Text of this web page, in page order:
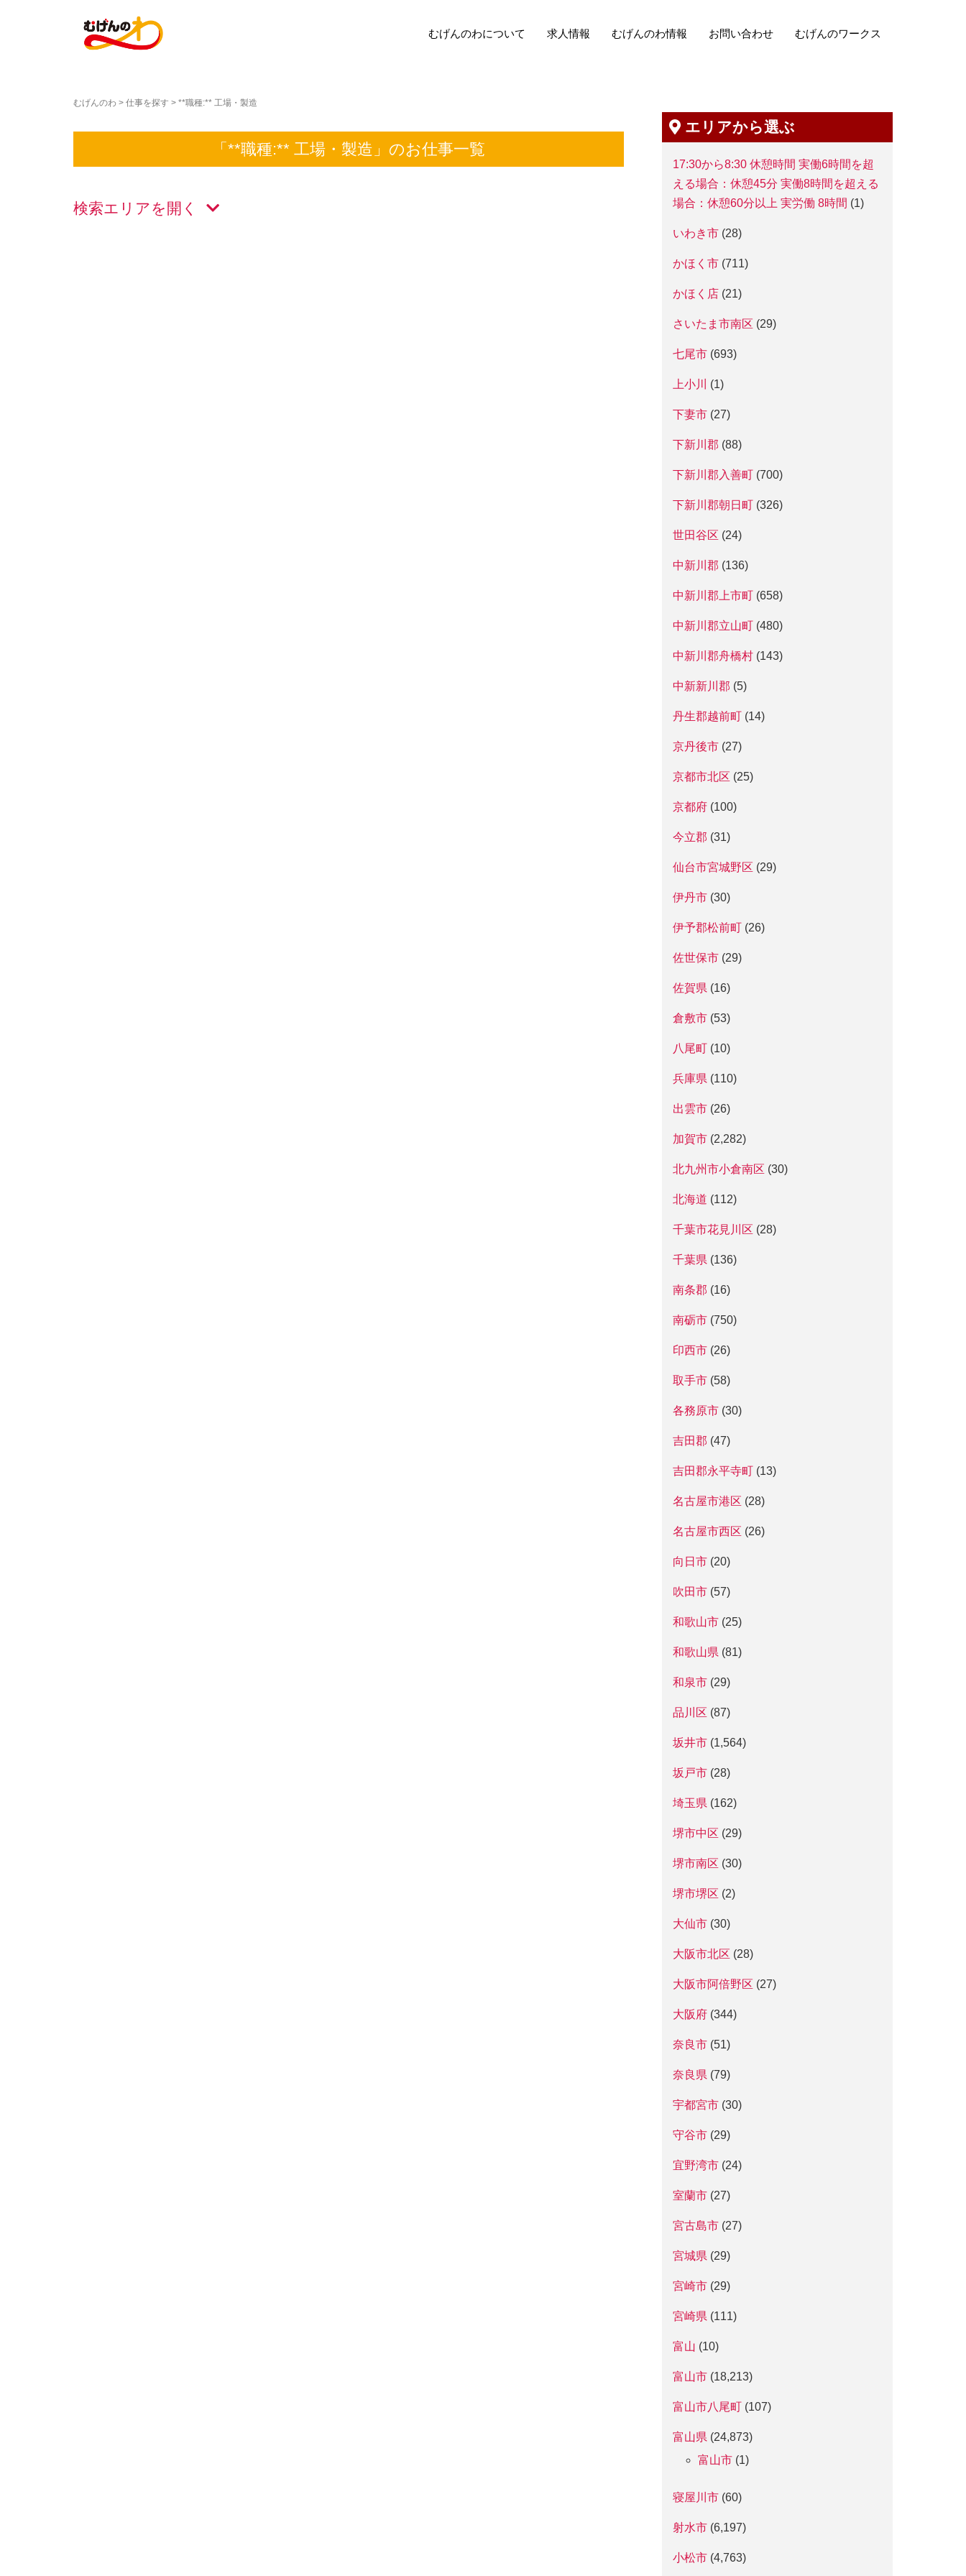
むげんのわについて 求人情報 むげんのわ情報 お問い合わせ むげんのワークス
むげんのわ > 仕事を探す > **職種:** 工場・製造
「**職種:** 工場・製造」のお仕事一覧
検索エリアを
エリアから選ぶ
17:30から8:30 休憩時間 実働6時間を超
える場合：休憩45分 実働8時間を超える
場合：休憩60分以上 実労働 8時間 (1)
いわき市(28)
かほく市(711)
かほく店(21)
さいたま市南区 (29)
七尾市(693)
上小川 (1)
下妻市(27)
下新川郡 (88)
下新川郡入善町(700)
下新川郡朝日町(326)
世田谷区 (24)
中新川郡 (136)
中新川郡上市町(658)
中新川郡立山町(480)
中新川郡舟橋村(143)
中新新川郡 (5)
丹生郡越前町(14)
京丹後市(27)
京都市北区 (25)
京都府(100)
今立郡 (31)
仙台市宮城野区 (29)
伊丹市(30)
伊予郡松前町(26)
佐世保市(29)
佐賀県 (16)
倉敷市(53)
八尾町(10)
兵庫県 (110)
出雲市(26)
加賀市(2,282)
北九州市小倉南区 (30)
北海道 (112)
千葉市花見川区 (28)
千葉県 (136)
南条郡 (16)
南砺市(750)
印西市(26)
取手市(58)
各務原市(30)
吉田郡 (47)
吉田郡永平寺町(13)
名古屋市港区 (28)
名古屋市西区 (26)
向日市(20)
吹田市(57)
和歌山市(25)
和歌山県 (81)
和泉市(29)
品川区 (87)
坂井市(1,564)
坂戸市(28)
埼玉県 (162)
堺市中区 (29)
堺市南区 (30)
堺市堺区 (2)
大仙市(30)
大阪市北区 (28)
大阪市阿倍野区 (27)
大阪府(344)
奈良市(51)
奈良県 (79)
宇都宮市(30)
守谷市(29)
宜野湾市(24)
室蘭市(27)
宮古島市(27)
宮城県 (29)
宮崎市(29)
宮崎県 (111)
富山 (10)
富山市(18,213)
富山市八尾町(107)
富山県 (24,873)
富山市(1)
寝屋川市(60)
射水市(6,197)
小松市(4,763)